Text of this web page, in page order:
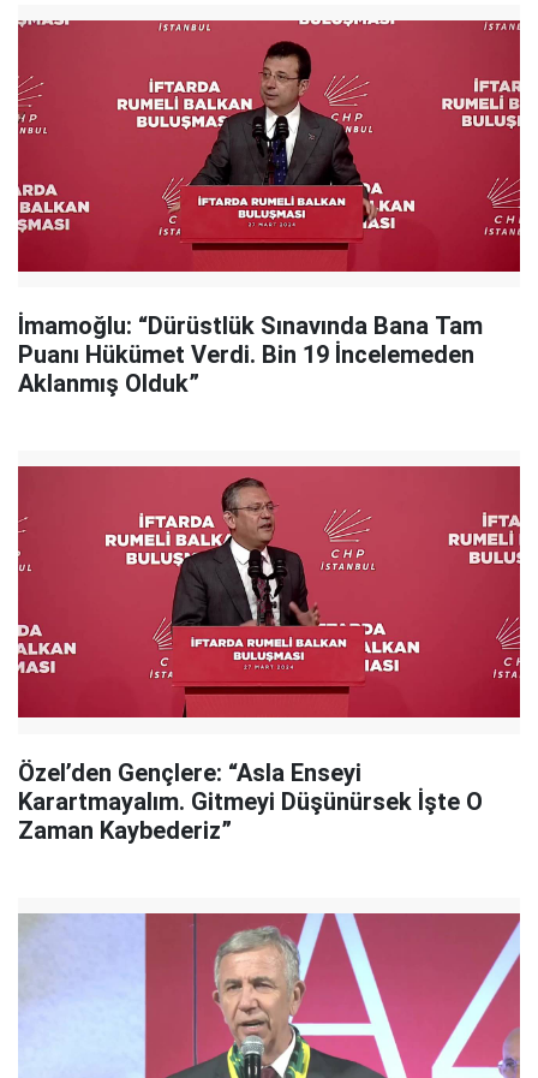
İmamoğlu: “Dürüstlük Sınavında Bana Tam
Puanı Hükümet Verdi. Bin 19 İncelemeden
Aklanmış Olduk”
Özel’den Gençlere: “Asla Enseyi
Karartmayalım. Gitmeyi Düşünürsek İşte O
Zaman Kaybederiz”